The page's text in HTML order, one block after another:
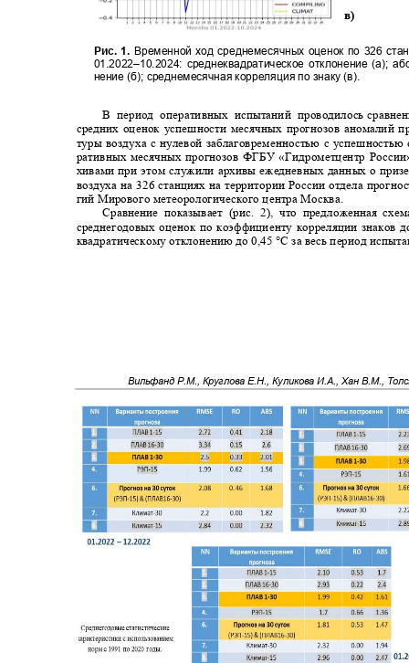
в)
Рис. 1. Временной ход среднемесячных оценок по 326
01.2022–10.2024: среднеквадратическое отклонение (а);
нение (б); среднемесячная корреляция по знаку (в).
В период оперативных испытаний проводилось
средних оценок успешности месячных прогнозов аномалий
туры воздуха с нулевой заблаговременностью с
ративных месячных прогнозов ФГБУ «Гидрометцентр
хивами при этом служили архивы ежедневных данных о
воздуха на 326 станциях на территории России отдела
гий Мирового метеорологического центра Москва.
Сравнение показывает (рис. 2), что предложенная
среднегодовых оценок по коэффициенту корреляции знаков
квадратическому отклонению до 0,45 °С за весь период
Вильфанд Р.М., Круглова Е.Н., Куликова И.А., Хан В.М.,